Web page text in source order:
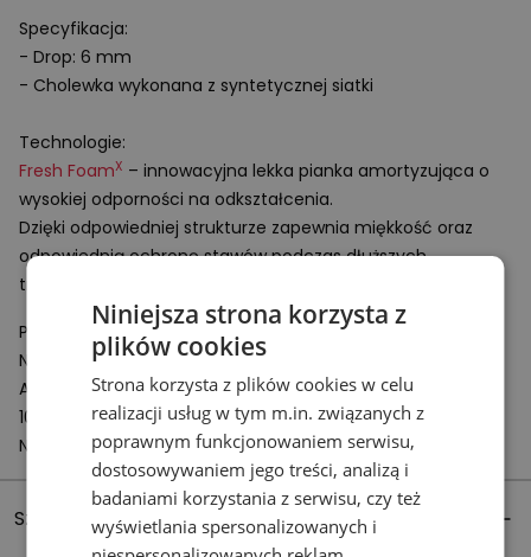
Specyfikacja:
- Drop: 6 mm
- Cholewka wykonana z syntetycznej siatki
Technologie:
Fresh FoamX – innowacyjna lekka pianka amortyzująca o
wysokiej odporności na odkształcenia.
Dzięki odpowiedniej strukturze zapewnia miękkość oraz
odpowiednią ochronę stawów podczas dłuższych
treningów.
Podmiot odpowiedzialny:
New Balance Europe BV
A-Factorij, Pilotenstraat 35 – 45
1059 CH Amsterdam
Netherlands
Szczegóły produktu
Niniejsza strona korzysta z
plików cookies
Strona korzysta z plików cookies w celu
realizacji usług w tym m.in. związanych z
poprawnym funkcjonowaniem serwisu,
dostosowywaniem jego treści, analizą i
badaniami korzystania z serwisu, czy też
wyświetlania spersonalizowanych i